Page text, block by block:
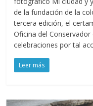
de la fundación de la
tercera edición, el
Oficina del
celebraciones por tal
Leer más